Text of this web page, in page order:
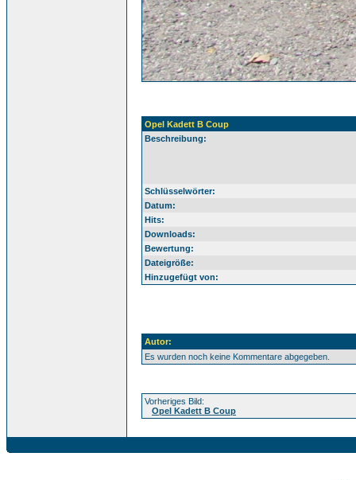
Opel Kadett B Coup
Beschreibung:
Schlüsselwörter:
Datum:
Hits:
Downloads:
Bewertung:
Dateigröße:
Hinzugefügt von:
Autor:
Es wurden noch keine Kommentare abgegeben.
Vorheriges Bild:
Opel Kadett B Coup